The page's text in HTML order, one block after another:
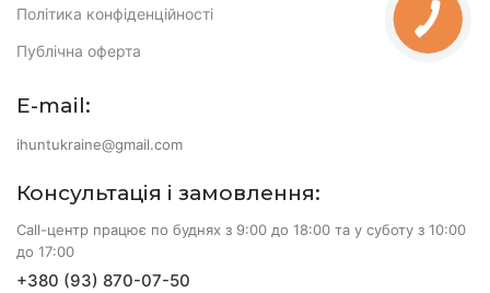
Політика конфіденційності
Публічна оферта
E-mail:
ihuntukraine@gmail.com
Консультація і замовлення:
Call-центр працює по буднях з 9:00 до 18:00 та у суботу з 10:00
до 17:00
+380 (93) 870-07-50